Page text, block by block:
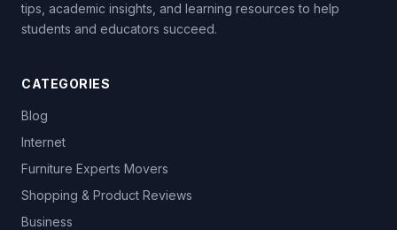
tips, academic insights, and learning resources to help
students and educators succeed.
CATEGORIES
Blog
Internet
Furniture Experts Movers
Shopping & Product Reviews
Business